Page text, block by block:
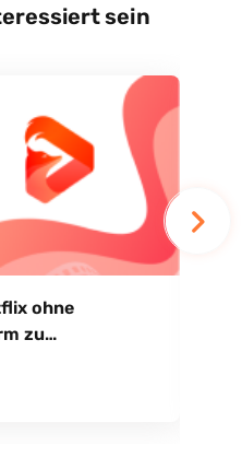
sein
ohne
zu